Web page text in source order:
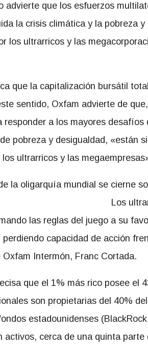
advierte que los esfuerzos
la crisis climática y la pobreza
los ultrarricos y las
que la capitalización bursátil
sentido, Oxfam advierte de
responder a los mayores
pobreza y desigualdad, «están
los ultrarricos y las
la oligarquía mundial se cierne
Los
las reglas del juego a su
perdiendo capacidad de acción
Oxfam Intermón, Franc Cortada.
que el 1% más rico posee el
son propietarias del 40%
estadounidenses
activos, cerca de una quinta